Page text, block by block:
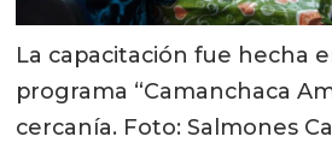
La capacitación fue hecha
programa “Camanchaca
cercanía. Foto: Salmones